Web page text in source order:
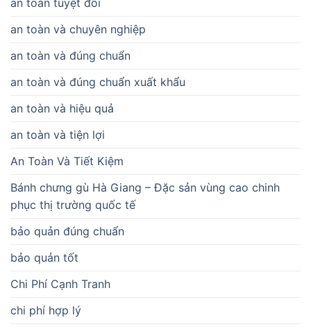
an toàn tuyệt đối
an toàn và chuyên nghiệp
an toàn và đúng chuẩn
an toàn và đúng chuẩn xuất khẩu
an toàn và hiệu quả
an toàn và tiện lợi
An Toàn Và Tiết Kiệm
Bánh chưng gù Hà Giang – Đặc sản vùng cao chinh
phục thị trường quốc tế
bảo quản đúng chuẩn
bảo quản tốt
Chi Phí Cạnh Tranh
chi phí hợp lý